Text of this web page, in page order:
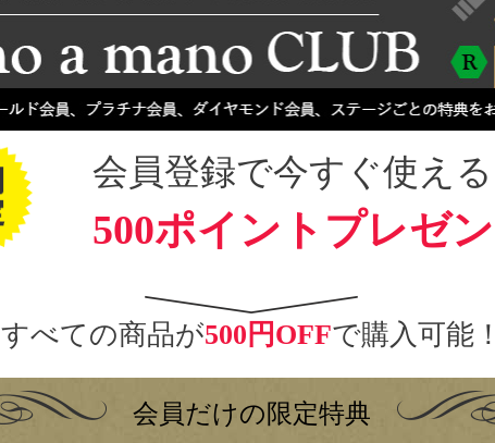
会員登録で今すぐ使える
500ポイントプレゼン
すべての商品が500円OFFで購入可能！
会員だけの限定特典